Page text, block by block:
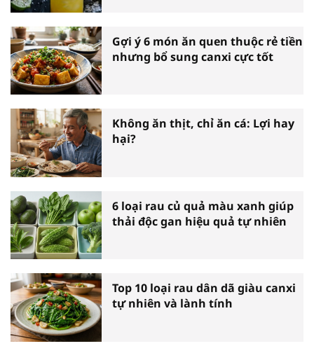
Gợi ý 6 món ăn quen thuộc rẻ tiền
nhưng bổ sung canxi cực tốt
Không ăn thịt, chỉ ăn cá: Lợi hay
hại?
6 loại rau củ quả màu xanh giúp
thải độc gan hiệu quả tự nhiên
Top 10 loại rau dân dã giàu canxi
tự nhiên và lành tính